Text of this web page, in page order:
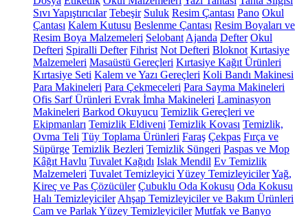
Sıvı Yapıştırıcılar Tebeşir Suluk Resim Çantası Pano Okul
Çantası Kalem Kutusu Beslenme Çantası Resim Boyaları ve
Resim Boya Malzemeleri Selobant Ajanda Defter Okul
Defteri Spiralli Defter Fihrist Not Defteri Bloknot Kırtasiye
Malzemeleri Masaüstü Gereçleri Kırtasiye Kağıt Ürünleri
Kırtasiye Seti Kalem ve Yazı Gereçleri Koli Bandı Makinesi
Para Makineleri Para Çekmeceleri Para Sayma Makineleri
Ofis Sarf Ürünleri Evrak İmha Makineleri Laminasyon
Makineleri Barkod Okuyucu Temizlik Gereçleri ve
Ekipmanları Temizlik Eldiveni Temizlik Kovası Temizlik,
Ovma Teli Tüy Toplama Ürünleri Faraş Çekpas Fırça ve
Süpürge Temizlik Bezleri Temizlik Süngeri Paspas ve Mop
Kâğıt Havlu Tuvalet Kağıdı Islak Mendil Ev Temizlik
Malzemeleri Tuvalet Temizleyici Yüzey TemizleyicilerYağ,
Kireç ve Pas Çözücüler Çubuklu Oda Kokusu Oda Kokusu
Halı Temizleyiciler Ahşap Temizleyiciler ve Bakım Ürünleri
Cam ve Parlak Yüzey Temizleyiciler Mutfak ve Banyo